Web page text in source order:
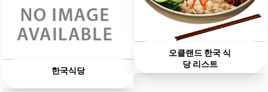
한국식당
오클랜드 한국 식
당 리스트